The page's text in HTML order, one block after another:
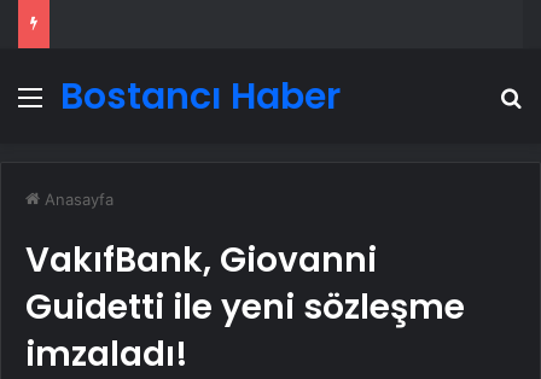
Menü
Bostancı Haber
Anasayfa
VakıfBank, Giovanni
Guidetti ile yeni sözleşme
imzaladı!